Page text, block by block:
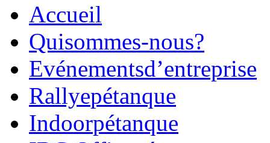
Accueil
Quisommes-nous?
Evénementsd’entreprise
Rallyepétanque
Indoorpétanque